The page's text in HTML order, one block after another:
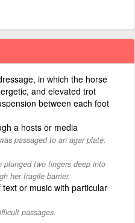
in which the horse
and elevated trot
between each foot
a hosts or media
passaged to an agar plate.
plunged two fingers deep into
her fragile barrier.
or music with particular
passages.